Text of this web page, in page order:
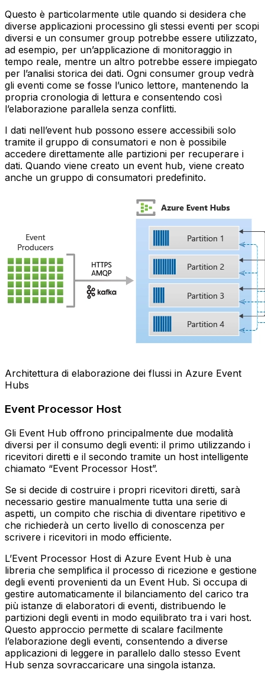
Questo è particolarmente utile quando si desidera che
diverse applicazioni processino gli stessi eventi per scopi
diversi e un consumer group potrebbe essere utilizzato,
ad esempio, per un’applicazione di monitoraggio in
tempo reale, mentre un altro potrebbe essere impiegato
per l’analisi storica dei dati. Ogni consumer group vedrà
gli eventi come se fosse l’unico lettore, mantenendo la
propria cronologia di lettura e consentendo così
l’elaborazione parallela senza conflitti.
I dati nell’event hub possono essere accessibili solo
tramite il gruppo di consumatori e non è possibile
accedere direttamente alle partizioni per recuperare i
dati. Quando viene creato un event hub, viene creato
anche un gruppo di consumatori predefinito.
Architettura di elaborazione dei flussi in Azure Event
Hubs
Event Processor Host
Gli Event Hub offrono principalmente due modalità
diversi per il consumo degli eventi: il primo utilizzando i
ricevitori diretti e il secondo tramite un host intelligente
chiamato “Event Processor Host”.
Se si decide di costruire i propri ricevitori diretti, sarà
necessario gestire manualmente tutta una serie di
aspetti, un compito che rischia di diventare ripetitivo e
che richiederà un certo livello di conoscenza per
scrivere i ricevitori in modo efficiente.
L’Event Processor Host di Azure Event Hub è una
libreria che semplifica il processo di ricezione e gestione
degli eventi provenienti da un Event Hub. Si occupa di
gestire automaticamente il bilanciamento del carico tra
più istanze di elaboratori di eventi, distribuendo le
partizioni degli eventi in modo equilibrato tra i vari host.
Questo approccio permette di scalare facilmente
l’elaborazione degli eventi, consentendo a diverse
applicazioni di leggere in parallelo dallo stesso Event
Hub senza sovraccaricare una singola istanza.